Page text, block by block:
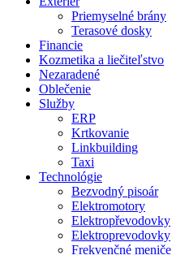
Priemyselné brány
Terasové dosky
Financie
Kozmetika a liečiteľstvo
Nezaradené
Oblečenie
Služby
ERP
Krtkovanie
Linkbuilding
Taxi
Technológie
Bezvodný pisoár
Elektromotory
Elektropřevodovky
Elektroprevodovky
Frekvenčné meniče